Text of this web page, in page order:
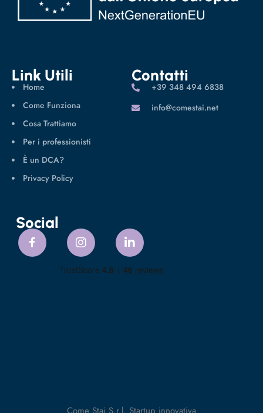
Link Utili
Home
Come Funziona
Cosa Trattiamo
Per i professionisti
È un DCA?
Privacy Policy
Contatti
‪+39 348 494 6838
info@comestai.net
Social